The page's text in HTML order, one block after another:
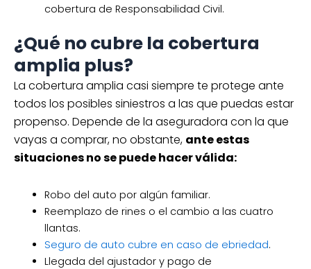
cobertura de Responsabilidad Civil.
¿Qué no cubre la cobertura
amplia plus?
La cobertura amplia casi siempre te protege ante
todos los posibles siniestros a las que puedas estar
propenso. Depende de la aseguradora con la que
vayas a comprar, no obstante, ante estas
situaciones no se puede hacer válida:
Robo del auto por algún familiar.
Reemplazo de rines o el cambio a las cuatro
llantas.
Seguro de auto cubre en caso de ebriedad.
Llegada del ajustador y pago de